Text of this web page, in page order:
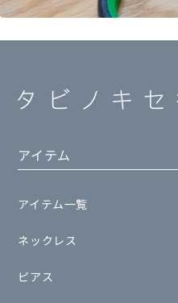
アイテム
アイテム一覧
ネックレス
ピアス